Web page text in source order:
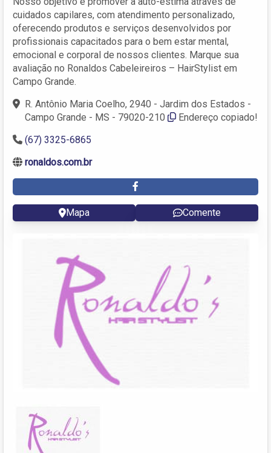
cuidados capilares, com atendimento personalizado,
oferecendo produtos e serviços desenvolvidos por
profissionais capacitados para o bem estar mental,
emocional e corporal de nossos clientes. Marque sua
avaliação no Ronaldos Cabeleireiros – HairStylist em
Campo Grande.
R. Antônio Maria Coelho, 2940 - Jardim dos Estados -
Campo Grande - MS - 79020-210
Endereço copiado!
(67) 3325-6865
ronaldos.com.br
Mapa Comente